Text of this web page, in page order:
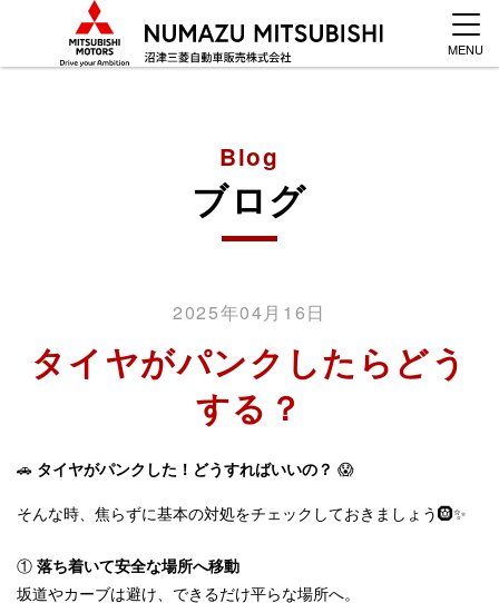
MENU
Blog
ブログ
2025年04月16日
タイヤがパンクしたらどう
する？
🚗 タイヤがパンクした！どうすればいいの？ 😱
そんな時、焦らずに基本の対処をチェックしておきましょう🛞✨
① 落ち着いて安全な場所へ移動
坂道やカーブは避け、できるだけ平らな場所へ。